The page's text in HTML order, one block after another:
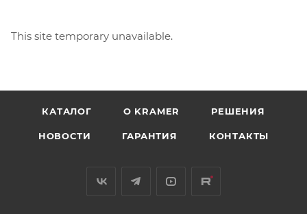
This site temporary unavailable.
КАТАЛОГ O KRAMER РЕШЕНИЯ
НОВОСТИ ГАРАНТИЯ КОНТАКТЫ